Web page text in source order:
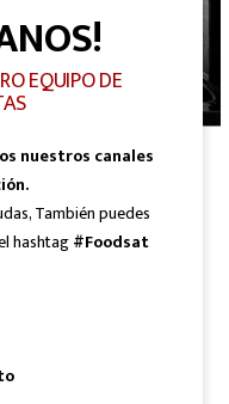
EQUIPO DE
nuestros canales
También puedes
hashtag#Foodsat